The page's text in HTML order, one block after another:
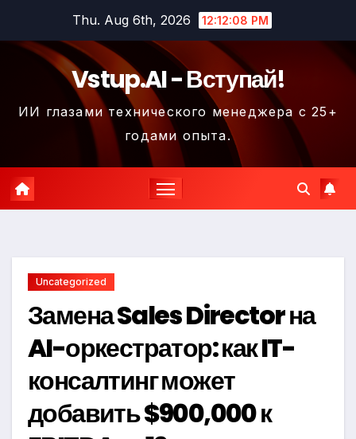
content
Thu. Aug 6th, 2026 12:12:09 PM
Vstup.AI - Вступай!
ИИ глазами технического менеджера с 25+
годами опыта.
Uncategorized
Замена Sales Director на
AI-оркестратор: как IT-
консалтинг может
добавить $900,000 к